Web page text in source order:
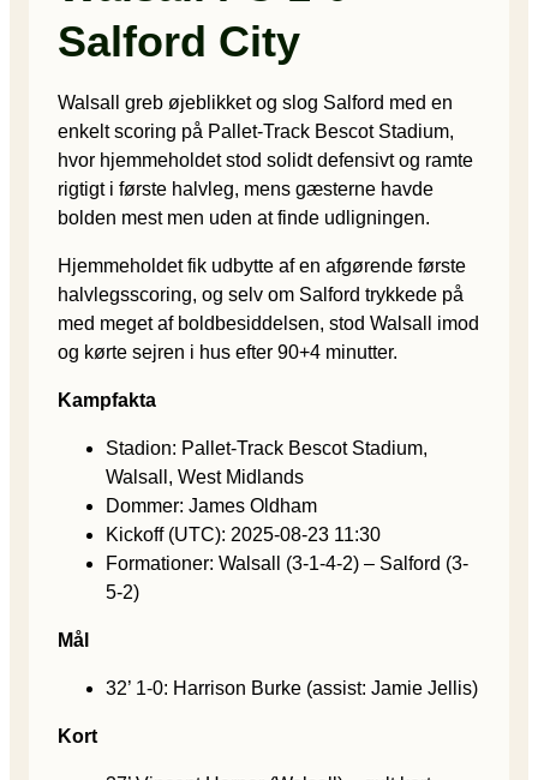
Salford City
Walsall greb øjeblikket og slog Salford med en
enkelt scoring på Pallet-Track Bescot Stadium,
hvor hjemmeholdet stod solidt defensivt og ramte
rigtigt i første halvleg, mens gæsterne havde
bolden mest men uden at finde udligningen.
Hjemmeholdet fik udbytte af en afgørende første
halvlegsscoring, og selv om Salford trykkede på
med meget af boldbesiddelsen, stod Walsall imod
og kørte sejren i hus efter 90+4 minutter.
Kampfakta
Stadion: Pallet-Track Bescot Stadium,
Walsall, West Midlands
Dommer: James Oldham
Kickoff (UTC): 2025-08-23 11:30
Formationer: Walsall (3-1-4-2) – Salford (3-
5-2)
Mål
32’ 1-0: Harrison Burke (assist: Jamie Jellis)
Kort